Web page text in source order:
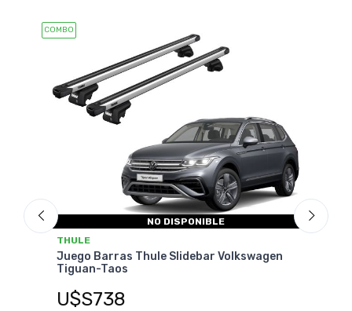
COMBO
NO DISPONIBLE
THULE
Juego Barras Thule Slidebar Volkswagen
Tiguan-Taos
U$S738